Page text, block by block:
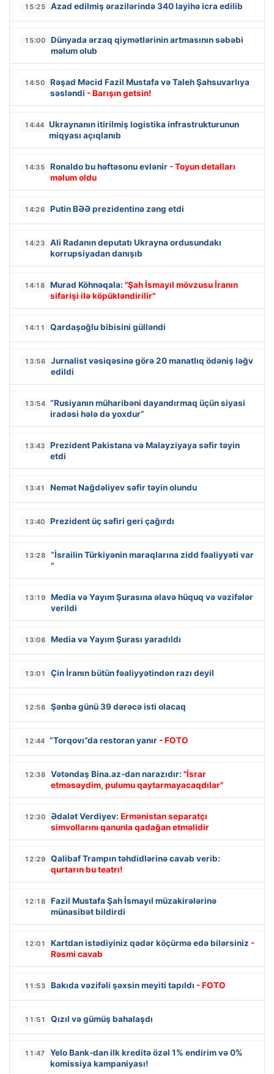
15:25 Azad edilmiş ərazilərində 340 layihə icra edilib
15:00
Dünyada ərzaq qiymətlərinin artmasının səbəbi
məlum olub
14:50
Rəşad Məcid Fazil Mustafa və Taleh Şahsuvarlıya
səsləndi - Barışın getsin!
14:44 Ukraynanın itirilmiş logistika infrastrukturunun
miqyası açıqlanıb
14:35 Ronaldo bu həftəsonu evlənir - Toyun detalları
məlum oldu
14:26 Putin BƏƏ prezidentinə zəng etdi
14:23
Ali Radanın deputatı Ukrayna ordusundakı
korrupsiyadan danışıb
14:18 Murad Köhnəqala: "Şah İsmayıl mövzusu İranın
sifarişi ilə köpükləndirilir"
14:11 Qardaşoğlu bibisini gülləndi
13:56
Jurnalist vəsiqəsinə görə 20 manatlıq ödəniş ləğv
edildi
13:54 “Rusiyanın müharibəni dayandırmaq üçün siyasi
iradəsi hələ də yoxdur”
13:43
Prezident Pakistana və Malayziyaya səfir təyin
etdi
13:41 Nemət Nağdəliyev səfir təyin olundu
13:40 Prezident üç səfiri geri çağırdı
13:28
“İsrailin Türkiyənin maraqlarına zidd fəaliyyəti var
“
13:19
Media və Yayım Şurasına əlavə hüquq və vəzifələr
verildi
13:08 Media və Yayım Şurası yaradıldı
13:01 Çin İranın bütün fəaliyyətindən razı deyil
12:56 Şənbə günü 39 dərəcə isti olacaq
12:44 “Torqovı”da restoran yanır - FOTO
12:38 Vətəndaş Bina.az-dan narazıdır: "İsrar
etməsəydim, pulumu qaytarmayacaqdılar"
12:30 Ədalət Verdiyev: Ermənistan separatçı
simvollarını qanunla qadağan etməlidir
12:29
Qalibaf Trampın təhdidlərinə cavab verib:
qurtarın bu teatrı!
12:18
Fazil Mustafa Şah İsmayıl müzakirələrinə
münasibət bildirdi
12:01 Kartdan istədiyiniz qədər köçürmə edə bilərsiniz -
Rəsmi cavab
11:53 Bakıda vəzifəli şəxsin meyiti tapıldı - FOTO
11:51 Qızıl və gümüş bahalaşdı
11:47
Yelo Bank-dan ilk kreditə özəl 1% endirim və 0%
komissiya kampaniyası!